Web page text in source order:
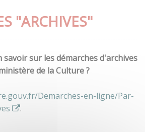
"ARCHIVES"
savoir sur les démarches d'archives
de la Culture ?
Demarches-en-ligne/Par-
.